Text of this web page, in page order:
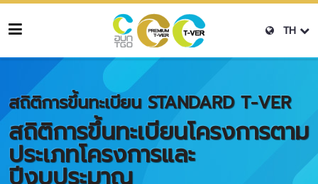
TH
สถิติการขึ้นทะเบียน STANDARD T-VER
สถิติการขึ้นทะเบียนโครงการตาม
ประเภทโครงการและ